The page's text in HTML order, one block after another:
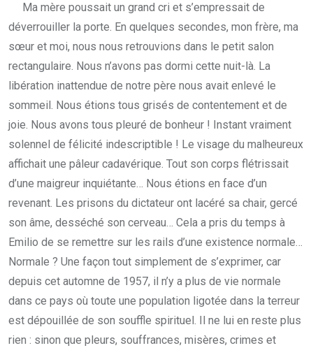
Ma mère poussait un grand cri et s’empressait de
déverrouiller la porte. En quelques secondes, mon frère, ma
sœur et moi, nous nous retrouvions dans le petit salon
rectangulaire. Nous n’avons pas dormi cette nuit-là. La
libération inattendue de notre père nous avait enlevé le
sommeil. Nous étions tous grisés de contentement et de
joie. Nous avons tous pleuré de bonheur ! Instant vraiment
solennel de félicité indescriptible ! Le visage du malheureux
affichait une pâleur cadavérique. Tout son corps flétrissait
d’une maigreur inquiétante… Nous étions en face d’un
revenant. Les prisons du dictateur ont lacéré sa chair, gercé
son âme, desséché son cerveau… Cela a pris du temps à
Emilio de se remettre sur les rails d’une existence normale…
Normale ? Une façon tout simplement de s’exprimer, car
depuis cet automne de 1957, il n’y a plus de vie normale
dans ce pays où toute une population ligotée dans la terreur
est dépouillée de son souffle spirituel. Il ne lui en reste plus
rien : sinon que pleurs, souffrances, misères, crimes et